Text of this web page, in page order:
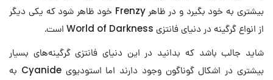
بیشتری به خود بگیرد و در ظاهر Frenzy خود ظاهر شود که یکی دیگر
از انواع گرگینه در دنیای فانتزی World of Darkness است.
شاید جالب باشد که بدانید در این دنیای فانتزی گرگینه‌های بسیار
بیشتری در اشکال گوناگون وجود دارند اما استودیوی Cyanide به